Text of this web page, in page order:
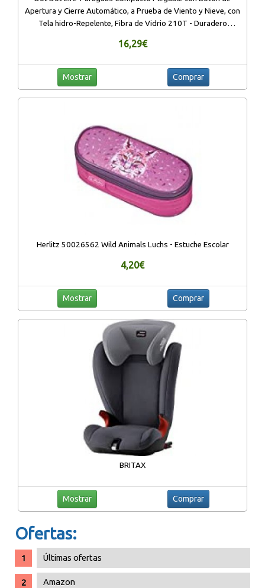
Apertura y Cierre Automático, a Prueba de Viento y Nieve, con
Tela hidro-Repelente, Fibra de Vidrio 210T - Duradero
16,29€
Mostrar Comprar
Herlitz 50026562 Wild Animals Luchs - Estuche Escolar
4,20€
Mostrar Comprar
BRITAX
Mostrar Comprar
Ofertas:
Últimas ofertas
Amazon